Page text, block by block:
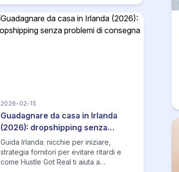
margine.
2026-02-15
Guadagnare da casa in Irlanda
(2026): dropshipping senza
problemi di consegna
Guida Irlanda: nicchie per iniziare,
strategia fornitori per evitare ritardi e
come Hustle Got Real ti aiuta a